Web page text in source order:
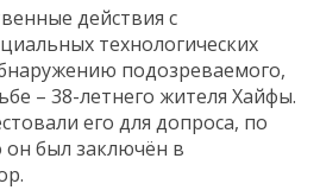
действия с
технологических
подозреваемого,
– 38-летнего жителя Хайфы.
его для допроса, по
был заключён в